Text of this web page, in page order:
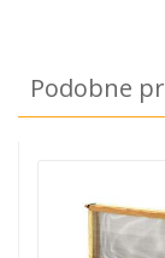
Podobne